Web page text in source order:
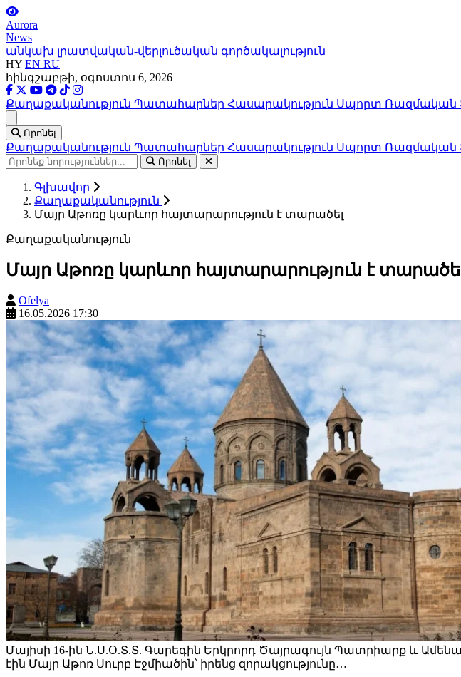
Aurora
News
անկախ լրատվական-վերլուծական գործակալություն
HY EN RU
հինգշաբթի, օգոստոս 6, 2026
Քաղաքականություն Պատահարներ Հասարակություն Սպորտ Ռազմական
Որոնել
Քաղաքականություն Պատահարներ Հասարակություն Սպորտ Ռազմական
Որոնել
Գլխավոր
Քաղաքականություն
Մայր Աթոռը կարևոր հայտարարություն է տարածել
Քաղաքականություն
Մայր Աթոռը կարևոր հայտարարություն է
Ofelya
16.05.2026 17:30
Մայիսի 16-ին Ն.Ս.Օ.Տ.Տ. Գարեգին Երկրորդ Ծայրագույն Պատրիարք և
էին Մայր Աթոռ Սուրբ Էջմիածին՝ իրենց զորակցությունը…